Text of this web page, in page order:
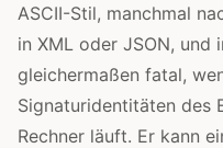
ASCII-Stil, manchmal
in XML oder JSON, und
gleichermaßen fatal,
Signaturidentitäten des
Rechner läuft. Er kann